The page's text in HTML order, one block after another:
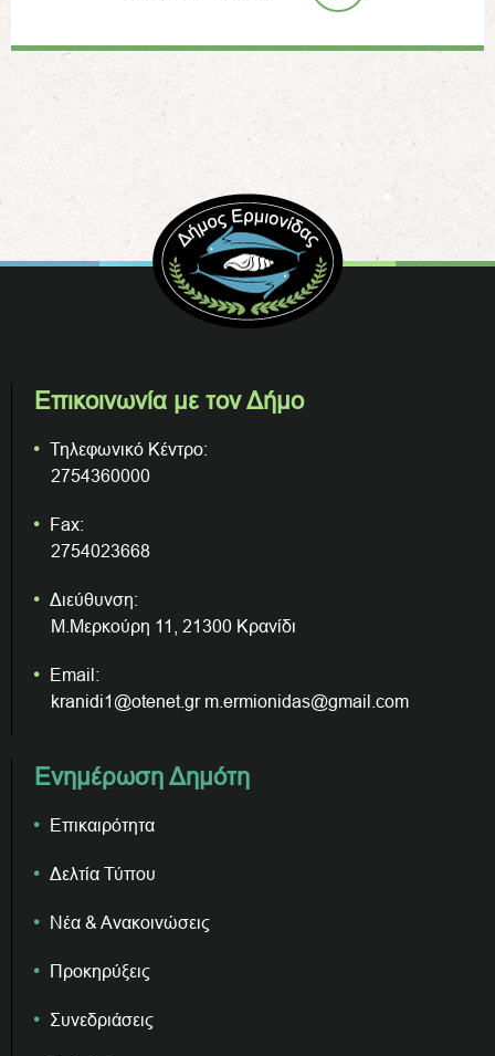
Επικοινωνία με τον Δήμο
Τηλεφωνικό Κέντρο:
2754360000
Fax:
2754023668
Διεύθυνση:
Μ.Μερκούρη 11, 21300 Κρανίδι
Email:
kranidi1@otenet.gr m.ermionidas@gmail.com
Ενημέρωση Δημότη
Επικαιρότητα
Δελτία Τύπου
Νέα & Ανακοινώσεις
Προκηρύξεις
Συνεδριάσεις